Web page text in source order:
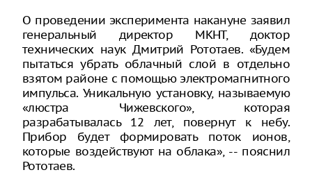
О проведении эксперимента накануне заявил
генеральный директор МКНТ, доктор
технических наук Дмитрий Рототаев. «Будем
пытаться убрать облачный слой в отдельно
взятом районе с помощью электромагнитного
импульса. Уникальную установку, называемую
«люстра Чижевского», которая
разрабатывалась 12 лет, повернут к небу.
Прибор будет формировать поток ионов,
которые воздействуют на облака», -- пояснил
Рототаев.